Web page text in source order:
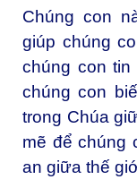
Chúng con
giúp chúng
chúng con
chúng con
trong Chúa
mẽ để chúng
an giữa thế